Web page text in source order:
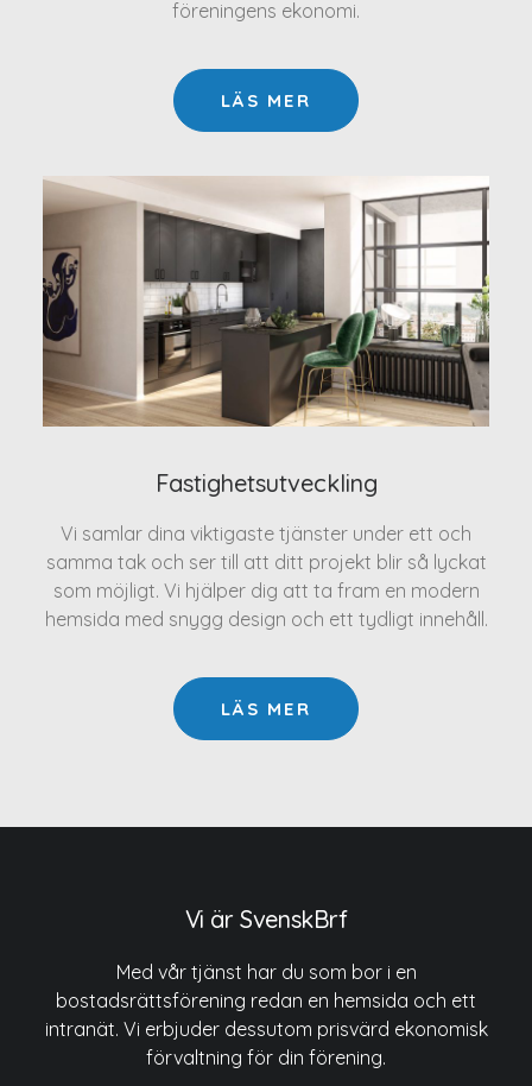
föreningens ekonomi.
LÄS MER
Fastighetsutveckling
Vi samlar dina viktigaste tjänster under ett och
samma tak och ser till att ditt projekt blir så lyckat
som möjligt. Vi hjälper dig att ta fram en modern
hemsida med snygg design och ett tydligt innehåll.
LÄS MER
Vi är SvenskBrf
Med vår tjänst har du som bor i en
bostadsrättsförening redan en hemsida och ett
intranät. Vi erbjuder dessutom prisvärd ekonomisk
förvaltning för din förening.